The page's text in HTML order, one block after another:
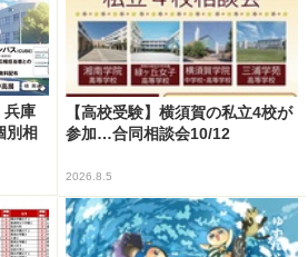
兵庫
別相
【高校受験】横須賀の私立4校が
参加…合同相談会10/12
2026.8.5